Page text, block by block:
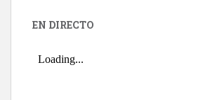
EN DIRECTO